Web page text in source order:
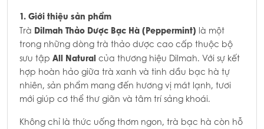
1. Giới thiệu sản phẩm
Trà Dilmah Thảo Dược Bạc Hà (Peppermint) là một
trong những dòng trà thảo dược cao cấp thuộc bộ
sưu tập All Natural của thương hiệu Dilmah. Với sự kết
hợp hoàn hảo giữa trà xanh và tinh dầu bạc hà tự
nhiên, sản phẩm mang đến hương vị mát lạnh, tươi
mới giúp cơ thể thư giãn và tâm trí sảng khoái.
Không chỉ là thức uống thơm ngon, trà bạc hà còn hỗ